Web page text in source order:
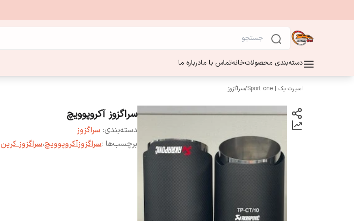
دسته‌بندی محصولاتخانهتماس با مادرباره ما
اسپرت یک | Sport one /سراگزوز
سراگزوز آکروپوویچ
دسته‌بندی: سراگزوز
برچسب‌ها :سراگزوزآکروپوویچ،سراگزوز کرین